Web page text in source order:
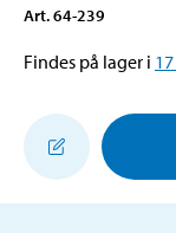
Art.64-239
Findes på lager i 17